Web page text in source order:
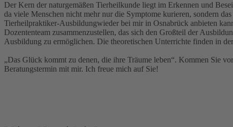
Der Kern der naturgemäßen Tierheilkunde liegt im Erkennen und
da viele Menschen nicht mehr nur die Symptome kurieren, sondern
Tierheilpraktiker-Ausbildungwieder bei mir in Osnabrück anbieten
Dozententeam zusammenzustellen, das sich den Großteil der
Ausbildung zu ermöglichen. Die theoretischen Unterrichte finden in
„Das Glück kommt zu denen, die ihre Träume leben“. Kommen Sie
Beratungstermin mit mir. Ich freue mich auf Sie!